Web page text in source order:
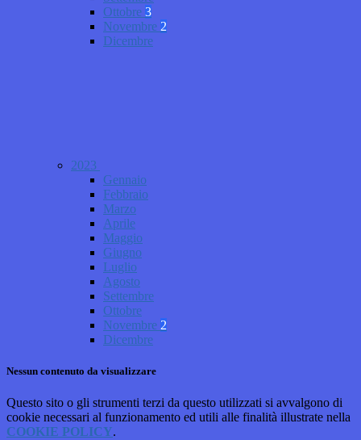
Ottobre 3
Novembre 2
Dicembre
2023
Gennaio
Febbraio
Marzo
Aprile
Maggio
Giugno
Luglio
Agosto
Settembre
Ottobre
Novembre 2
Dicembre
Nessun contenuto da visualizzare
Questo sito o gli strumenti terzi da questo utilizzati si avvalgono di
cookie necessari al funzionamento ed utili alle finalità illustrate nella
COOKIE POLICY.